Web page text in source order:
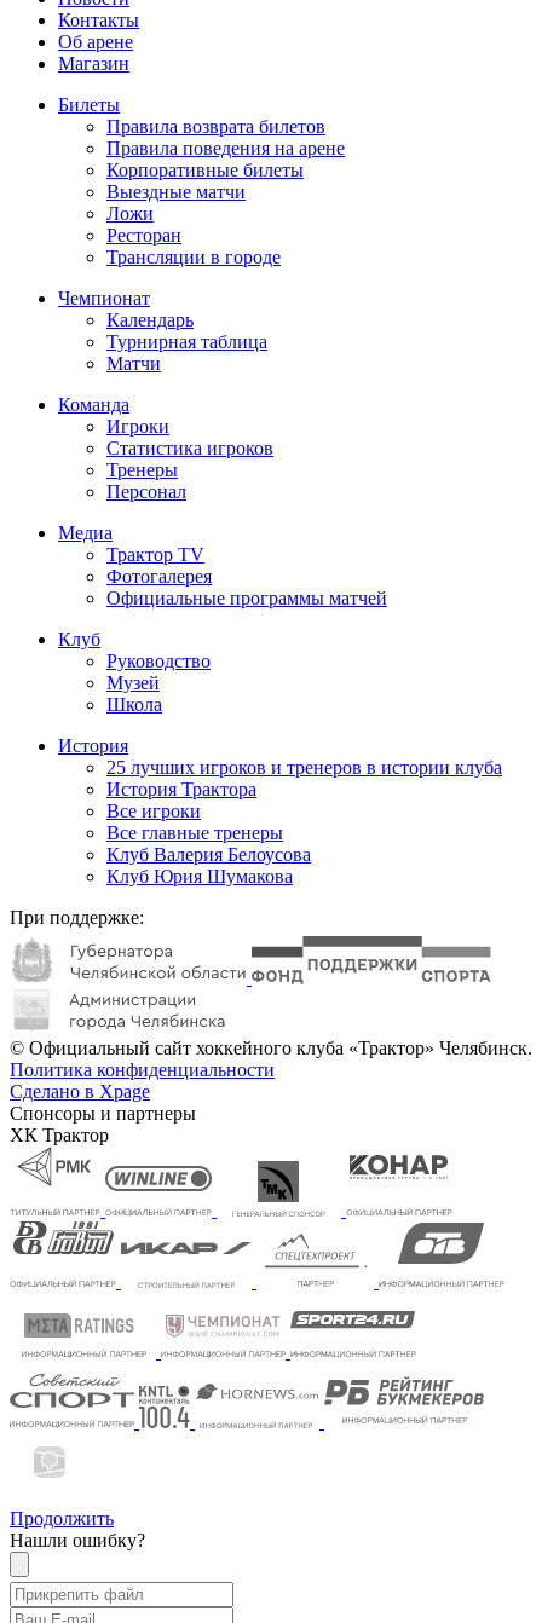
Контакты
Об арене
Магазин
Билеты
Правила возврата билетов
Правила поведения на арене
Корпоративные билеты
Выездные матчи
Ложи
Ресторан
Трансляции в городе
Чемпионат
Календарь
Турнирная таблица
Матчи
Команда
Игроки
Статистика игроков
Тренеры
Персонал
Медиа
Трактор TV
Фотогалерея
Официальные программы матчей
Клуб
Руководство
Музей
Школа
История
25 лучших игроков и тренеров в истории клуба
История Трактора
Все игроки
Все главные тренеры
Клуб Валерия Белоусова
Клуб Юрия Шумакова
При поддержке:
© Официальный сайт хоккейного клуба «Трактор» Челябинск.
Политика конфиденциальности
Сделано в Xpage
Спонсоры и партнеры
ХК Трактор
Продолжить
Нашли ошибку?